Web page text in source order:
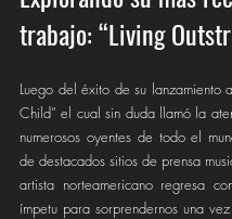
trabajo: “Living
Luego del éxito de su lanzamiento
Child” el cual sin duda llamó la
numerosos oyentes de todo el
de destacados sitios de prensa
artista norteamericano regresa
ímpetu para sorprendernos una